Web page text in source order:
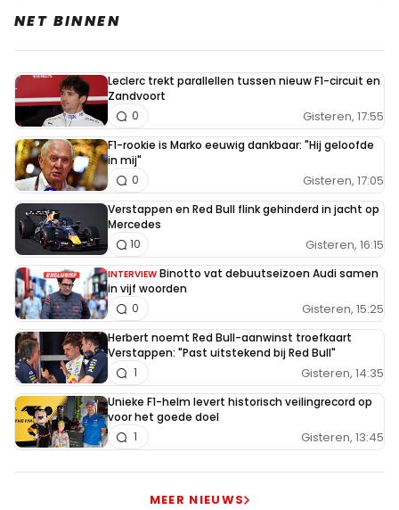
NET BINNEN
Leclerc trekt parallellen tussen nieuw F1-circuit en
Zandvoort
Gisteren, 17:55
0
F1-rookie is Marko eeuwig dankbaar: "Hij geloofde
in mij"
Gisteren, 17:05
0
Verstappen en Red Bull flink gehinderd in jacht op
Mercedes
Gisteren, 16:15
10
INTERVIEW Binotto vat debuutseizoen Audi samen
in vijf woorden
Gisteren, 15:25
0
Herbert noemt Red Bull-aanwinst troefkaart
Verstappen: "Past uitstekend bij Red Bull"
Gisteren, 14:35
1
Unieke F1-helm levert historisch veilingrecord op
voor het goede doel
Gisteren, 13:45
1
MEER NIEUWS